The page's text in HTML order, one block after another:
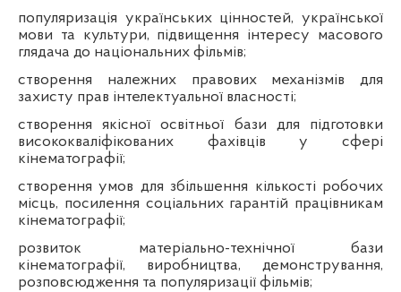
популяризація українських цінностей, української
мови та культури, підвищення інтересу масового
глядача до національних фільмів;
створення належних правових механізмів для
захисту прав інтелектуальної власності;
створення якісної освітньої бази для підготовки
висококваліфікованих фахівців у сфері
кінематографії;
створення умов для збільшення кількості робочих
місць, посилення соціальних гарантій працівникам
кінематографії;
розвиток матеріально-технічної бази
кінематографії, виробництва, демонстрування,
розповсюдження та популяризації фільмів;